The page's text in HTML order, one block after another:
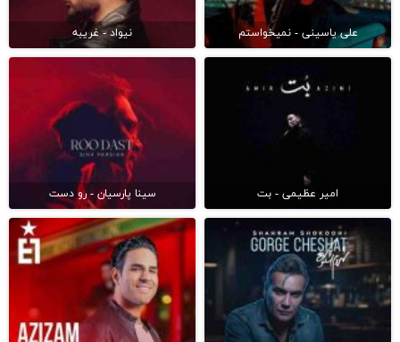
علی یاسینی - نمیخواستم نیواد - غریبه
امیر عظیمی - بت سینا پارسیان - رو دست